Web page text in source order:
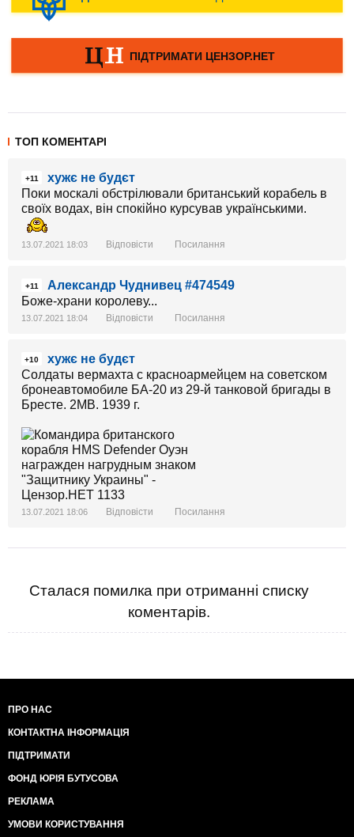
ТОП КОМЕНТАРІ
+11
хужє не будєт
Поки москалі обстрілювали британський корабель в
своїх водах, він спокійно курсував українськими.
13.07.2021 18:03 Відповісти Посилання
+11
Александр Чуднивец #474549
Боже-храни королеву...
13.07.2021 18:04 Відповісти Посилання
+10
хужє не будєт
Солдаты вермахта с красноармейцем на советском
бронеавтомобиле БА-20 из 29-й танковой бригады в
Бресте. 2МВ. 1939 г.
13.07.2021 18:06 Відповісти Посилання
Сталася помилка при отриманні списку
коментарів.
ПРО НАС
КОНТАКТНА ІНФОРМАЦІЯ
ПІДТРИМАТИ
ФОНД ЮРІЯ БУТУСОВА
РЕКЛАМА
УМОВИ КОРИСТУВАННЯ